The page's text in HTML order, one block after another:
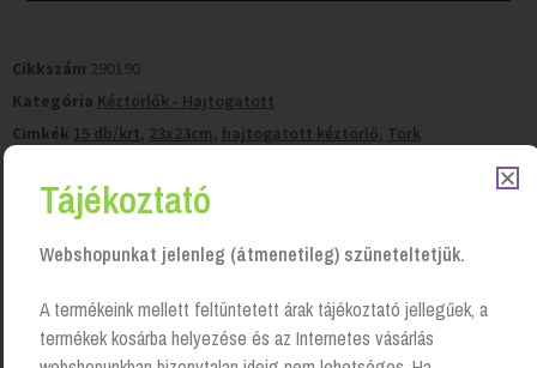
Cikkszám 290190
Kategória Kéztörlők - Hajtogatott
Cimkék 15 db/krt, 23x23cm, hajtogatott kéztörlő, Tork
Tisztítószer-kiszállítás
Tájékoztató
Webshopunkat jelenleg (átmenetileg) szüneteltetjük.
A termékeink mellett feltüntetett árak tájékoztató jellegűek, a
termékek kosárba helyezése és az Internetes vásárlás